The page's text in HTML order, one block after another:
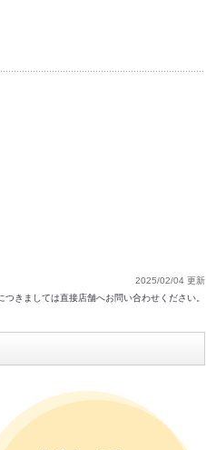
2025/02/04 更新
きましては直接店舗へお問い合わせください。